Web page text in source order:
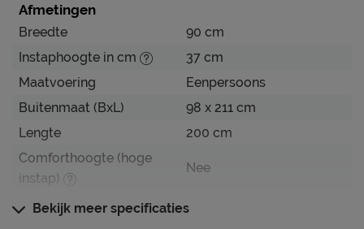
Afmetingen
Breedte
90 cm
Instaphoogte in cm
37 cm
Maatvoering
Eenpersoons
Buitenmaat (BxL)
98 x 211 cm
Lengte
200 cm
Comforthoogte (hoge
instap)
Nee
Hoogte hoofdbord
85 cm
Bekijk meer specificaties